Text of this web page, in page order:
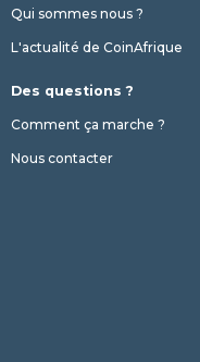
Qui sommes nous ?
L'actualité de CoinAfrique
Des questions ?
Comment ça marche ?
Nous contacter